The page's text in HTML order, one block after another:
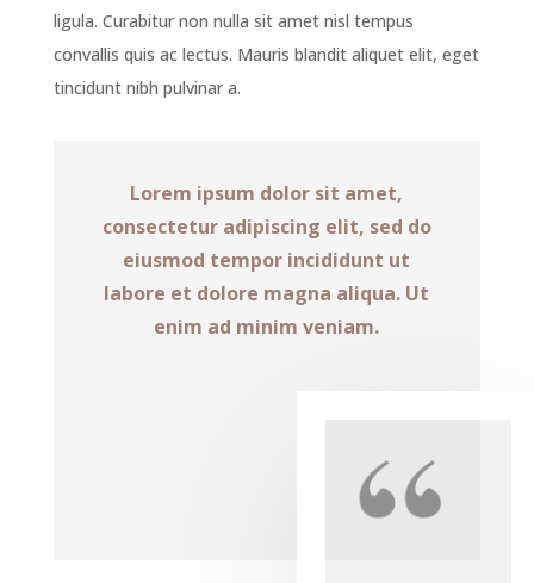
ligula. Curabitur non nulla sit amet nisl tempus
convallis quis ac lectus. Mauris blandit aliquet elit, eget
tincidunt nibh pulvinar a.
Lorem ipsum dolor sit amet,
consectetur adipiscing elit, sed do
eiusmod tempor incididunt ut
labore et dolore magna aliqua. Ut
enim ad minim veniam.